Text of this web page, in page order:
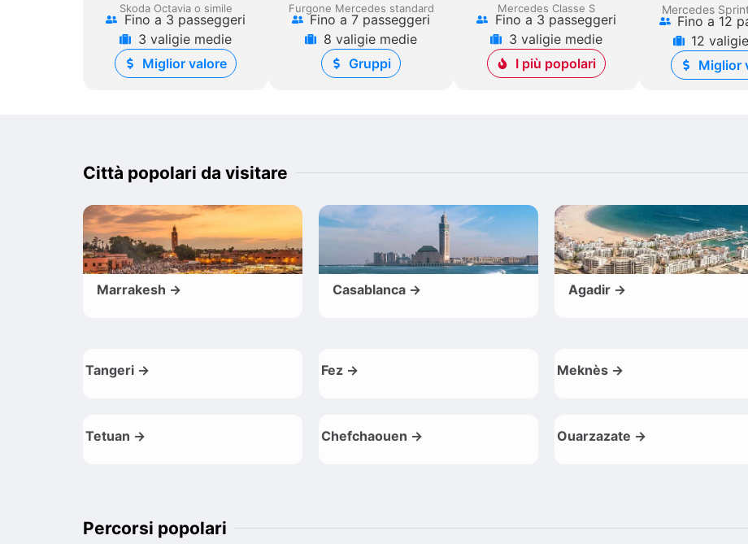
Skoda Octavia o simile
Fino a 3 passeggeri
3 valigie medie
Miglior valore
Furgone Mercedes standard
Fino a 7 passeggeri
8 valigie medie
Gruppi
Mercedes Classe S
Fino a 3 passeggeri
3 valigie medie
I più popolari
Mercedes
Fino a 12
12
Miglior
Città popolari da visitare
Marrakesh → Casablanca → Agadir →
Tangeri → Fez → Meknès →
Tetuan → Chefchaouen → Ouarzazate →
Percorsi popolari